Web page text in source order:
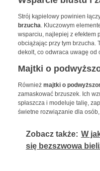
Strój kąpielowy powinien
brzucha. Kluczowym
wsparciu, najlepiej z efektem
obciążając przy tym brzucha.
dekolt, co odwraca uwagę od
Majtki o
Również majtki o
zamaskować brzuszek. Ich
spłaszcza i modeluje talię,
świetne rozwiązanie dla
Zobacz także: W
się bezszwowa